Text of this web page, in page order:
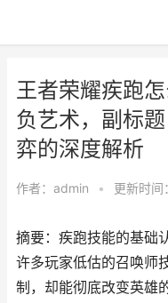
王者荣耀疾跑
负艺术，副标
弈的深度解析
作者： admin • 更新时
摘要：疾跑技能的基础
许多玩家低估的召唤师
制，却能彻底改变英雄